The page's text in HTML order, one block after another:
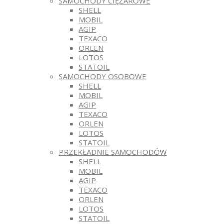
SHELL
MOBIL
AGIP
TEXACO
ORLEN
LOTOS
STATOIL
SAMOCHODY OSOBOWE
SHELL
MOBIL
AGIP
TEXACO
ORLEN
LOTOS
STATOIL
PRZEKŁADNIE SAMOCHODÓW
SHELL
MOBIL
AGIP
TEXACO
ORLEN
LOTOS
STATOIL